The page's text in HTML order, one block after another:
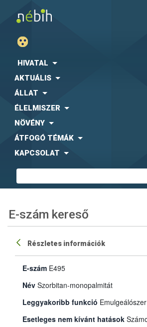
HIVATAL
AKTUÁLIS
ÁLLAT
ÉLELMISZER
NÖVÉNY
ÁTFOGÓ TÉMÁK
KAPCSOLAT
E-szám kereső
Részletes információk
E-szám E495
Név Szorbitan-monopalmitát
Leggyakoribb funkció Emulgeálószer
Esetleges nem kívánt hatások